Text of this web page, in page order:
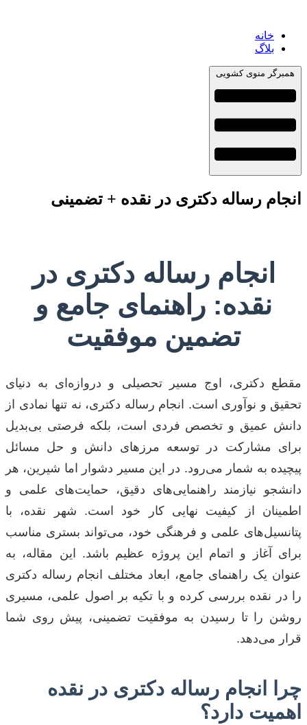
خانه
بلاگ
همبرگر منوی کشویی
انجام رساله دکتری در نقده + تضمینی
انجام رساله دکتری در
نقده: راهنمای جامع و
تضمین موفقیت
مقطع دکتری، اوج مسیر تحصیلی و دروازه‌ای به دنیای
تحقیق و نوآوری است. انجام رساله دکتری، نه تنها نمادی از
دانش عمیق و تخصص فردی است، بلکه فرصتی بی‌بدیل
برای مشارکت در توسعه مرزهای دانش و حل مسائل
پیچیده به شمار می‌رود. در این مسیر دشوار اما شیرین، هر
دانشجو نیازمند راهنمایی‌های دقیق، حمایت‌های علمی و
اطمینان از کیفیت نهایی کار خود است. شهر نقده، با
پتانسیل‌های علمی و فرهنگی خود، می‌تواند بستری مناسب
برای آغاز و اتمام این پروژه عظیم باشد. این مقاله، به
عنوان یک راهنمای جامع، ابعاد مختلف انجام رساله دکتری
را در نقده بررسی کرده و با تکیه بر اصول علمی، مسیری
روشن را تا رسیدن به موفقیت تضمینی، پیش روی شما
قرار می‌دهد.
چرا انجام رساله دکتری در نقده
اهمیت دارد؟